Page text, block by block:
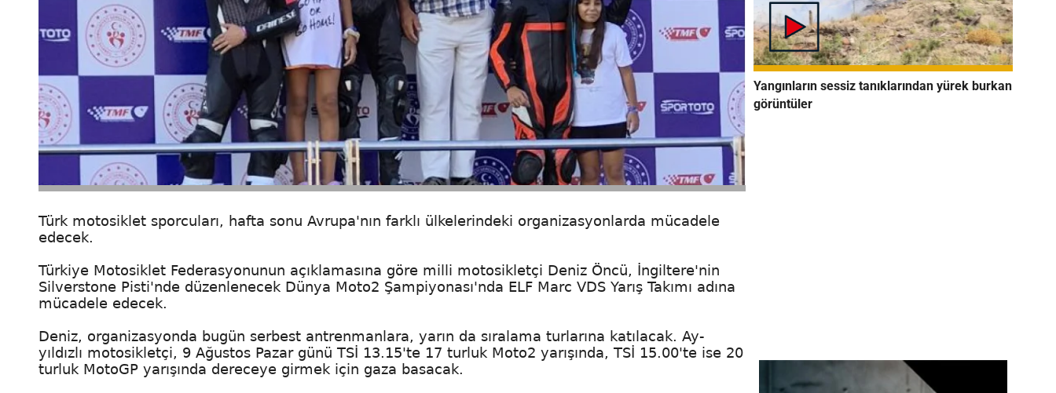
Türk motosiklet sporcuları, hafta sonu Avrupa'nın farklı ülkelerindeki organizasyonlarda mücadele
edecek.
Türkiye Motosiklet Federasyonunun açıklamasına göre milli motosikletçi Deniz Öncü, İngiltere'nin
Silverstone Pisti'nde düzenlenecek Dünya Moto2 Şampiyonası'nda ELF Marc VDS Yarış Takımı adına
mücadele edecek.
Deniz, organizasyonda bugün serbest antrenmanlara, yarın da sıralama turlarına katılacak. Ay-
yıldızlı motosikletçi, 9 Ağustos Pazar günü TSİ 13.15'te 17 turluk Moto2 yarışında, TSİ 15.00'te ise 20
turluk MotoGP yarışında dereceye girmek için gaza basacak.
Yangınların sessiz tanıklarından yürek burkan
görüntüler